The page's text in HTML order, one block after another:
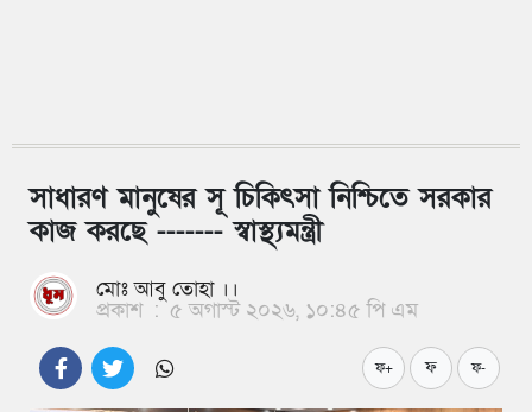
সাধারণ মানুষের সূ চিকিৎসা নিশ্চিতে সরকার
কাজ করছে ------- স্বাস্থ্যমন্ত্রী
মোঃ আবু তোহা ।।
প্রকাশ : ৫ অগাস্ট ২০২৬, ১০:৪৫ পি এম
ফ+ ফ ফ-